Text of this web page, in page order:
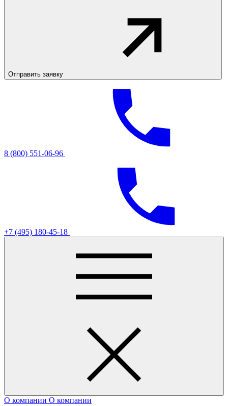
Отправить заявку
8 (800) 551-06-96
+7 (495) 180-45-18
О компании О компании